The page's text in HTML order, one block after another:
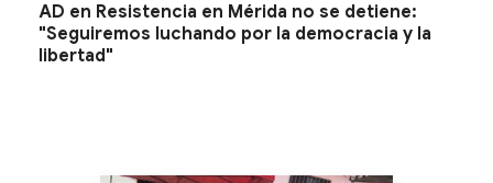
AD en Resistencia en Mérida no se detiene:
"Seguiremos luchando por la democracia y la
libertad"